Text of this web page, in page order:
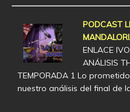
PODCAST
ENLACE
ANÁLISIS
TEMPORADA 1 Lo
nuestro análisis del final de